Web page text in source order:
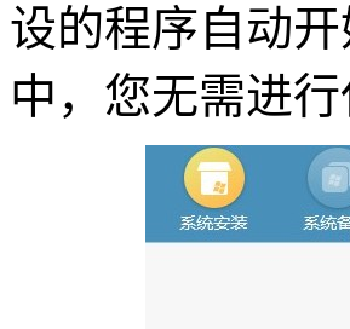
设的程序自动
中，您无需进